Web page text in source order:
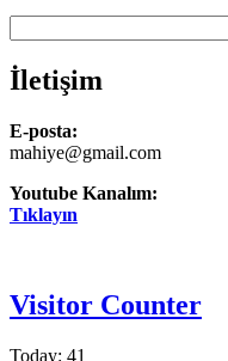
İletişim
E-posta:
mahiye@gmail.com
Youtube Kanalım:
Tıklayın
Visitor Counter
Today: 41